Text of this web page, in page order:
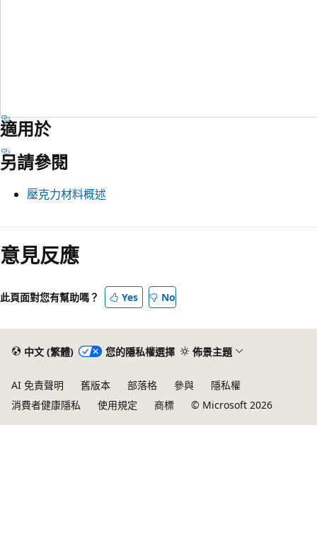
適用於
另請參閱
壓克力材料概述
意見反應
此頁面對您有幫助嗎？ Yes No
中文 (繁體) 您的隱私權選擇 佈景主題
AI 免責聲明 舊版本 部落格 參與
隱私權
消費者健康隱私
使用規定 商標 © Microsoft 2026